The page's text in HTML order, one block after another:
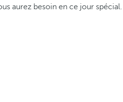
aurez besoin en ce jour spécial.